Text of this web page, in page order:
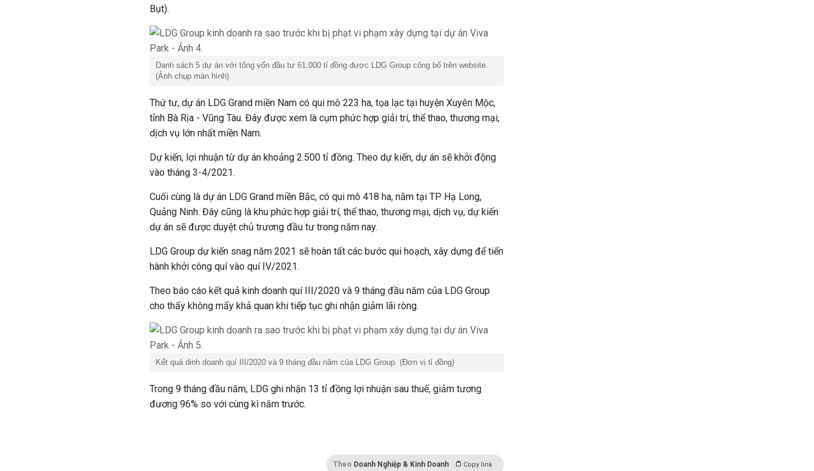
Bụt).
Danh sách 5 dự án với tổng vốn đầu tư 61.000 tỉ đồng được LDG Group công bố trên website.
(Ảnh chụp màn hình)
Thứ tư, dự án LDG Grand miền Nam có qui mô 223 ha, tọa lạc tại huyện Xuyên Mộc,
tỉnh Bà Rịa - Vũng Tàu. Đây được xem là cụm phức hợp giải trí, thể thao, thương mại,
dịch vụ lớn nhất miền Nam.
Dự kiến, lợi nhuận từ dự án khoảng 2.500 tỉ đồng. Theo dự kiến, dự án sẽ khởi động
vào tháng 3-4/2021.
Cuối cùng là dự án LDG Grand miền Bắc, có qui mô 418 ha, nằm tại TP Hạ Long,
Quảng Ninh. Đây cũng là khu phức hợp giải trí, thể thao, thương mại, dịch vụ, dự kiến
dự án sẽ được duyệt chủ trương đầu tư trong năm nay.
LDG Group dự kiến snag năm 2021 sẽ hoàn tất các bước qui hoạch, xây dựng để tiến
hành khởi công quí vào quí IV/2021.
Theo báo cáo kết quả kinh doanh quí III/2020 và 9 tháng đầu năm của LDG Group
cho thấy không mấy khả quan khi tiếp tục ghi nhận giảm lãi ròng.
Kết quả dinh doanh quí III/2020 và 9 tháng đầu năm của LDG Group. (Đơn vị tỉ đồng)
Trong 9 tháng đầu năm, LDG ghi nhận 13 tỉ đồng lợi nhuận sau thuế, giảm tương
đương 96% so với cùng kì năm trước.
Theo Doanh Nghiệp & Kinh Doanh Copy link